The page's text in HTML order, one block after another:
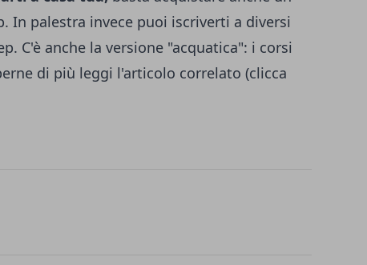
In palestra invece puoi iscriverti a diversi
C'è anche la versione "acquatica": i corsi
di più leggi l'articolo correlato (clicca